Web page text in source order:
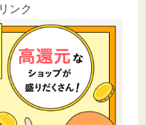
ンク